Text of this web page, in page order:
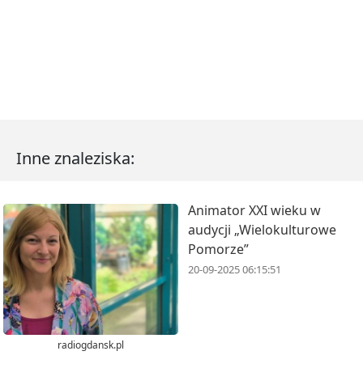
Inne znaleziska:
radiogdansk.pl
Animator XXI wieku w
audycji „Wielokulturowe
Pomorze”
20-09-2025 06:15:51